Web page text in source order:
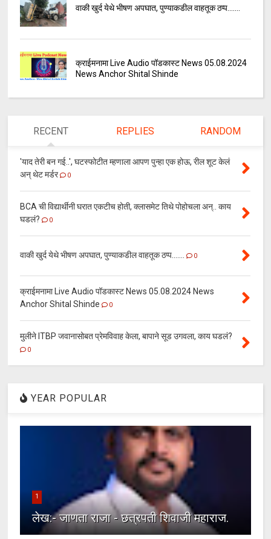
वाकी खुर्द येथे भीषण अपघात, पुण्याकडील वाहतूक ठप्प.......
क्राईमनामा Live Audio पॉडकास्ट News 05.08.2024
News Anchor Shital Shinde
RECENT REPLIES RANDOM
'याद तेरी बन गई..', घटस्फोटीत म्हणाला आपण पुन्हा एक होऊ, रील शूट केलं
अन् थेट मर्डर
0
BCA ची विद्यार्थीनी घरात एकटीच होती, क्लासमेट तिथे पोहोचला अन्.. काय
घडलं?
0
वाकी खुर्द येथे भीषण अपघात, पुण्याकडील वाहतूक ठप्प....... 0
क्राईमनामा Live Audio पॉडकास्ट News 05.08.2024 News
Anchor Shital Shinde
0
मुलीने ITBP जवानासोबत प्रेमविवाह केला, बापाने सूड उगवला, काय घडलं?
0
YEAR POPULAR
1
लेख:- जाणता राजा - छत्रपती शिवाजी महाराज.